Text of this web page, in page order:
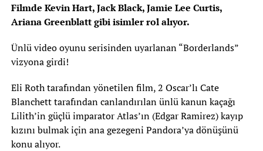
Filmde Kevin Hart, Jack Black, Jamie Lee Curtis,
Ariana Greenblatt gibi isimler rol alıyor.
Ünlü video oyunu serisinden uyarlanan “Borderlands”
vizyona girdi!
Eli Roth tarafından yönetilen film, 2 Oscar’lı Cate
Blanchett tarafından canlandırılan ünlü kanun kaçağı
Lilith’in güçlü imparator Atlas’ın (Edgar Ramirez) kayıp
kızını bulmak için ana gezegeni Pandora’ya dönüşünü
konu alıyor.